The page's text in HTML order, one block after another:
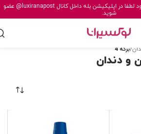
در اپلیکیشن بله داخل کانال@luxiranapost عضو
شوید.
/برگه 4
و دندان